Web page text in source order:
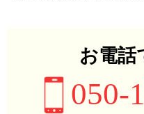
お電話
050-